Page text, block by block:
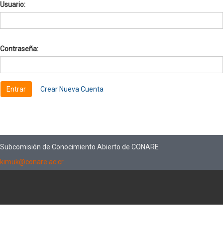
Usuario:
Contraseña:
Crear Nueva Cuenta
Subcomisión de Conocimiento Abierto de CONARE
kimuk@conare.ac.cr